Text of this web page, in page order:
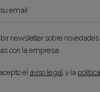
newsletter sobre
con la empresa.
el aviso legal, y la